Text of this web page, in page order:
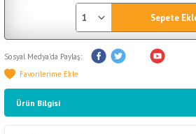
Sepete
Sosyal Medya'da Paylaş:
Ürün Bilgisi